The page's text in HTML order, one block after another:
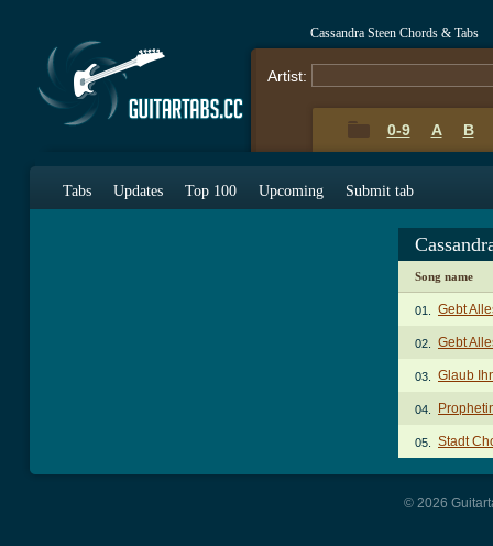
Cassandra Steen Chords & Tabs
Artist:
0-9 A B
Tabs Updates Top 100 Upcoming Submit tab
Song name
01. Gebt
02. Gebt
03. Glaub
04.
05. Stadt
© 2026